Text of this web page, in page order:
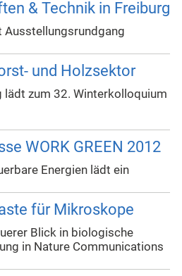
& Technik in Freiburg
und Holzsektor
lädt zum 32. Winterkolloquium
WORK GREEN 2012
Energien lädt ein
für Mikroskope
Blick in biologische
in Nature Communications